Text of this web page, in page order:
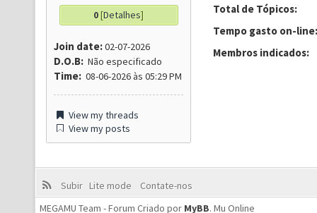
0[Detalhes]
Join date:02-07-2026
D.O.B: Não especificado
Time: 08-06-2026 às 05:29 PM
View my threads
View my posts
Total de Tópicos:
Tempo gasto on-line:
Membros indicados:
Subir Lite mode
Contate-nos
MEGAMU Team - Forum Criado por MyBB. Mu Online